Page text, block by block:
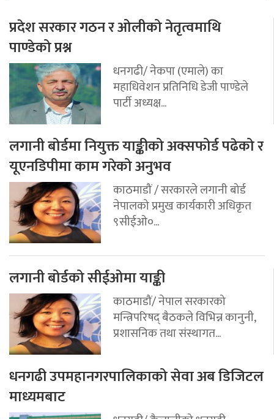
प्रदेश सरकार गठन र ओलीको नेतृत्वमाथि
पाण्डेको प्रश्न
धनगढी/ नेकपा (एमाले) का
महाधिवेशन प्रतिनिधि डेजी पाण्डेले
पार्टी अध्यक्ष...
लगानी बोर्डमा नियुक्त याङ्कीको अक्सफोर्ड पढेको र
यूएनडिपीमा काम गरेको अनुभव
काठमाडौं / सरकारले लगानी बोर्ड
नेपालको प्रमुख कार्यकारी अधिकृत
९सीईओ०...
लगानी बोर्डको सीईओमा याङ्की
काठमाडौं/ नेपाल सरकारको
मन्त्रिपरिषद् बैठकले विभिन्न कानुनी,
प्रशासनिक तथा संस्थागत...
धनगढी उपमहानगरपालिकाको सेवा अब डिजिटल
माध्यमबाट